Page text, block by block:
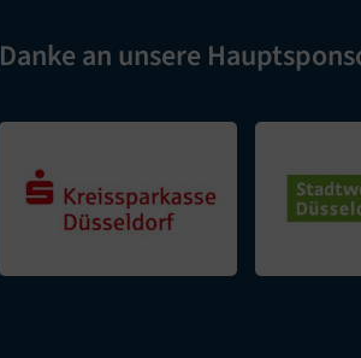
Danke an unsere